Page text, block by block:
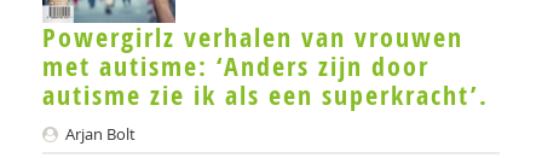
Jan Willem de Graaf
Claudia Groot Kormelinck
Mijke Hartendorp
Powergirlz verhalen van vrouwen
met autisme: ‘Anders zijn door
autisme zie ik als een superkracht’.
Arjan Bolt